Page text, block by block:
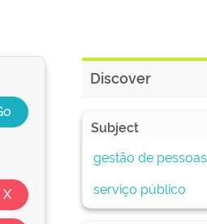
Discover
Subject
gestão de pessoas
serviço público